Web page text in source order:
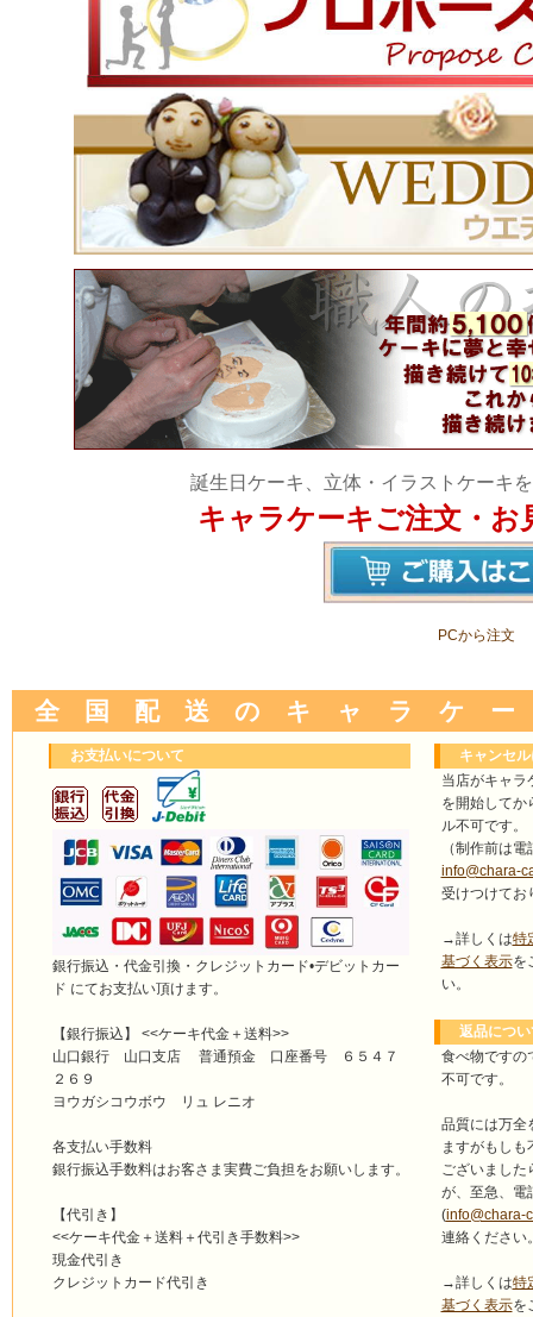
誕生日ケーキ、立体・イラストケーキ
キャラケーキご注文・お
PCから注文
全 国 配 送 の キ ャ ラ ケ
お支払いについて
銀行振込・代金引換・クレジットカード•デビットカー
ド にてお支払い頂けます。
【銀行振込】 <<ケーキ代金＋送料>>
山口銀行 山口支店 普通預金 口座番号 ６５４７
２６９
ヨウガシコウボウ リュ レニオ
各支払い手数料
銀行振込手数料はお客さま実費ご負担をお願いします。
【代引き】
<<ケーキ代金＋送料＋代引き手数料>>
現金代引き
クレジットカード代引き
キャンセル
当店がキャラ
を開始してか
ル不可です。
（制作前は
info@chara-
受けつけてお
→詳しくは特
基づく表示を
い。
返品につい
食べ物ですの
不可です。
品質には万全
ますがもしも
ございました
が、至急、電
(info@chara-
連絡ください
→詳しくは特
基づく表示を